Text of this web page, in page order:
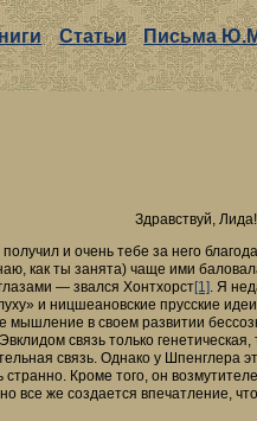
Статьи Письма
Здравствуй, Лида!
и очень тебе за него
как ты занята) чаще ими
— звался Хонтхорст[1]. Я
и ницшеановские прусские
мышление в своем развитии
связь только
связь. Однако у Шпенглера
странно. Кроме того, он
все же создается впечатление,